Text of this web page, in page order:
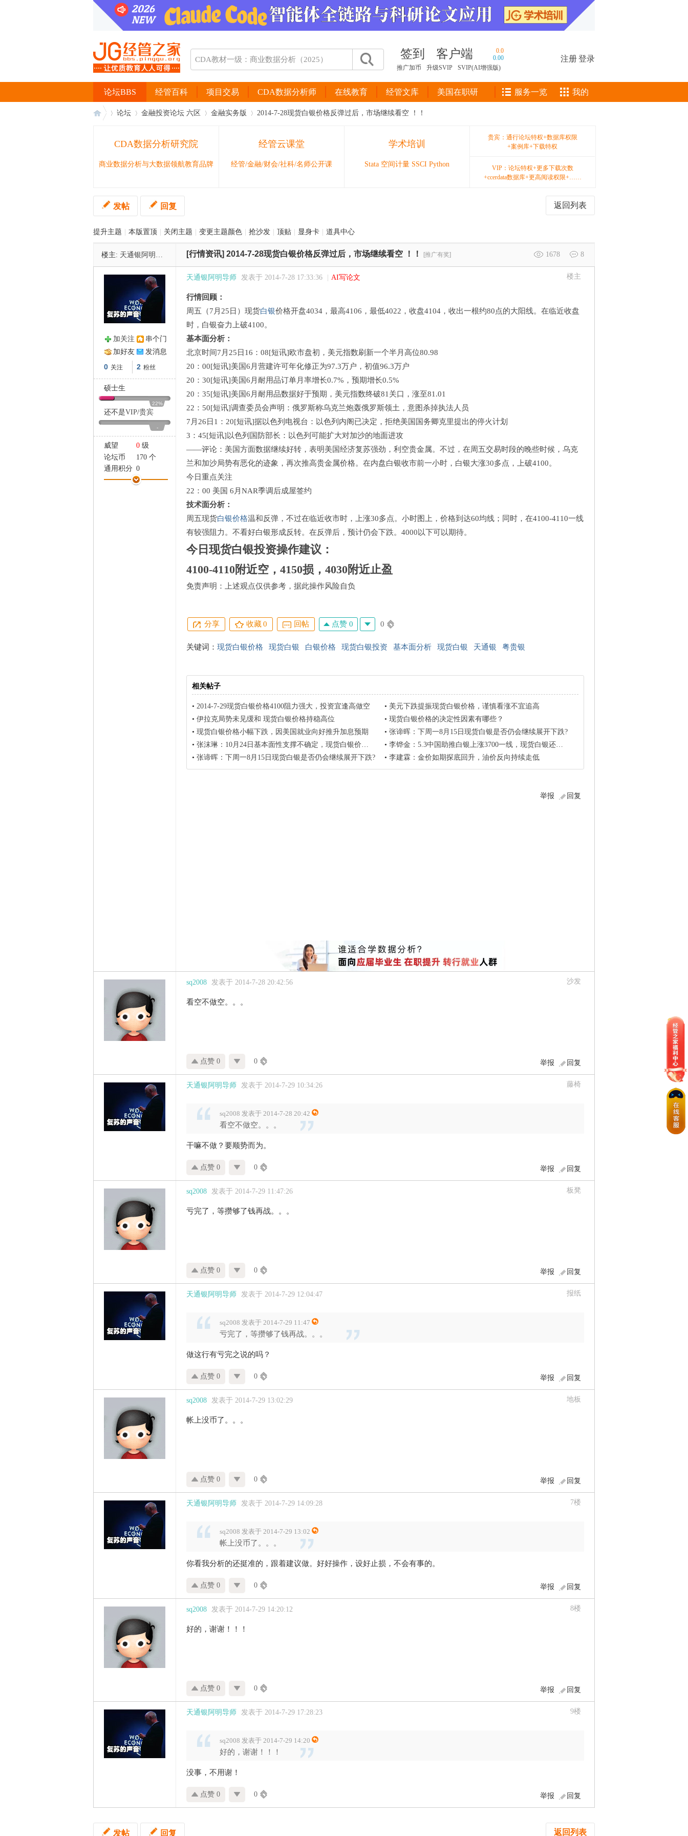
签到 客户端
0.0
0.00
推广加币
升级SVIP SVIP(AI增强版)
注册登录
经管百科 项目交易 CDA数据分析师 在线教育 经管文库 美国在职研
论坛BBS 服务一览 我的
论坛 金融投资论坛 六区 金融实务版 2014-7-28现货白银价格反弹过后，市场继续看空 ！！
CDA数据分析研究院
商业数据分析与大数据领航教育品牌
经管云课堂
经管/金融/财会/社科/名师公开课
学术培训
Stata 空间计量 SSCI Python
贵宾：通行论坛特权+数据库权限
+案例库+下载特权
VIP：论坛特权+更多下载次数
+ccerdata数据库+更高阅读权限+……
返回列表
发帖 回复
提升主题 本版置顶 关闭主题 变更主题颜色 抢沙发 顶贴 显身卡 道具中心
楼主: 天通银阿明导师 1678 8
[行情资讯] 2014-7-28现货白银价格反弹过后，市场继续看空 ！！ [推广有奖]
加关注
串个门
加好友
发消息
0 关注 2 粉丝
硕士生
22%
还不是VIP/贵宾
-
威望 0 级
论坛币
170 个
通用积分 0
学术水平
0 点
楼主
天通银阿明导师 发表于 2014-7-28 17:33:36 AI写论文
行情回顾：
周五（7月25日）现货白银价格开盘4034，最高4106，最低4022，收盘4104，收出一根约80点的大阳线。在临近收盘
时，白银奋力上破4100。
基本面分析：
北京时间7月25日16：08[短讯]欧市盘初，美元指数刷新一个半月高位80.98
20：00[短讯]美国6月营建许可年化修正为97.3万户，初值96.3万户
20：30[短讯]美国6月耐用品订单月率增长0.7%，预期增长0.5%
20：35[短讯]美国6月耐用品数据好于预期，美元指数终破81关口，涨至81.01
22：50[短讯]调查委员会声明：俄罗斯称乌克兰炮轰俄罗斯领土，意图杀掉执法人员
7月26日1：20[短讯]据以色列电视台：以色列内阁已决定，拒绝美国国务卿克里提出的停火计划
3：45[短讯]以色列国防部长：以色列可能扩大对加沙的地面进攻
——评论：美国方面数据继续好转，表明美国经济复苏强劲，利空贵金属。不过，在周五交易时段的晚些时候，乌克
兰和加沙局势有恶化的迹象，再次推高贵金属价格。在内盘白银收市前一小时，白银大涨30多点，上破4100。
今日重点关注
22：00 美国 6月NAR季调后成屋签约
技术面分析：
周五现货白银价格温和反弹，不过在临近收市时，上涨30多点。小时图上，价格到达60均线；同时，在4100-4110一线
有较强阻力。不看好白银形成反转。在反弹后，预计仍会下跌。4000以下可以期待。
今日现货白银投资操作建议：
4100-4110附近空，4150损，4030附近止盈
免责声明：上述观点仅供参考，据此操作风险自负
分享 收藏0 回帖 点赞 0 0
关键词： 现货白银价格 现货白银 白银价格 现货白银投资 基本面分析 现货白银 天通银 粤贵银
相关帖子
• 2014-7-29现货白银价格4100阻力强大，投资宜逢高做空 • 美元下跌提振现货白银价格，谨慎看涨不宜追高
• 伊拉克局势未见缓和 现货白银价格持稳高位 • 现货白银价格的决定性因素有哪些？
• 现货白银价格小幅下跌，因美国就业向好推升加息预期 • 张谛晖：下周一8月15日现货白银是否仍会继续展开下跌?
• 张沫琳：10月24日基本面性支撑不确定，现货白银价格低位站稳 • 李铧金：5.3中国助推白银上涨3700一线，现货白银还会再赢新高潮吗？
• 张谛晖：下周一8月15日现货白银是否仍会继续展开下跌? • 李建霖：金价如期探底回升，油价反向持续走低
回复
举报
沙发
sq2008 发表于 2014-7-28 20:42:56
看空不做空。。。
回复
举报
点赞 0 0
藤椅
天通银阿明导师 发表于 2014-7-29 10:34:26
sq2008 发表于 2014-7-28 20:42
看空不做空。。。
干嘛不做？要顺势而为。
回复
举报
点赞 0 0
板凳
sq2008 发表于 2014-7-29 11:47:26
亏完了，等攒够了钱再战。。。
回复
举报
点赞 0 0
报纸
天通银阿明导师 发表于 2014-7-29 12:04:47
sq2008 发表于 2014-7-29 11:47
亏完了，等攒够了钱再战。。。
做这行有亏完之说的吗？
回复
举报
点赞 0 0
地板
sq2008 发表于 2014-7-29 13:02:29
帐上没币了。。。
回复
举报
点赞 0 0
7楼
天通银阿明导师 发表于 2014-7-29 14:09:28
sq2008 发表于 2014-7-29 13:02
帐上没币了。。。
你看我分析的还挺准的，跟着建议做。好好操作，设好止损，不会有事的。
回复
举报
点赞 0 0
8楼
sq2008 发表于 2014-7-29 14:20:12
好的，谢谢！！！
回复
举报
点赞 0 0
9楼
天通银阿明导师 发表于 2014-7-29 17:28:23
sq2008 发表于 2014-7-29 14:20
好的，谢谢！！！
没事，不用谢！
回复
举报
点赞 0 0
返回列表
发帖 回复